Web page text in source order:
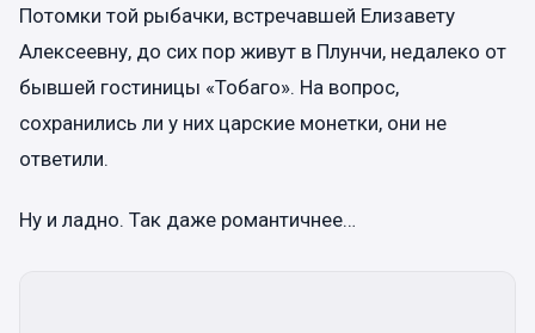
Потомки той рыбачки, встречавшей Елизавету
Алексеевну, до сих пор живут в Плунчи, недалеко от
бывшей гостиницы «Тобаго». На вопрос,
сохранились ли у них царские монетки, они не
ответили.
Ну и ладно. Так даже романтичнее…